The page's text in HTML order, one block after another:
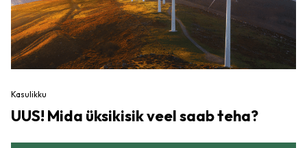
Kasulikku
UUS! Mida üksikisik veel saab teha?